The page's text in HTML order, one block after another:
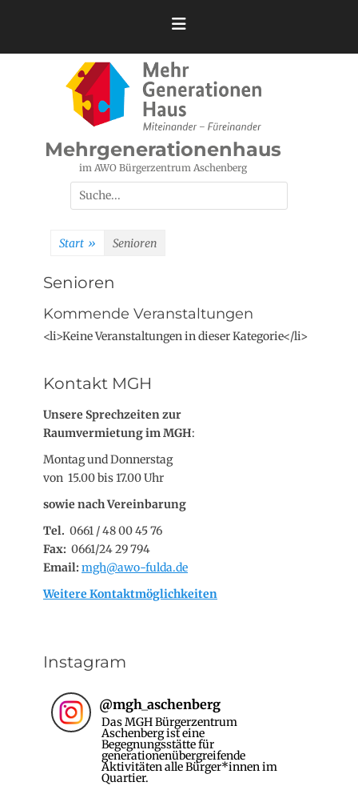
Mehrgenerationenhaus
im AWO Bürgerzentrum Aschenberg
Suchen
nach:
Start » Senioren
Senioren
Kommende Veranstaltungen
<li>Keine Veranstaltungen in dieser Kategorie</li>
Kontakt MGH
Unsere Sprechzeiten zur
Raumvermietung im MGH:
Montag und Donnerstag
von 15.00 bis 17.00 Uhr
sowie nach Vereinbarung
Tel. 0661 / 48 00 45 76
Fax: 0661/24 29 794
Email: mgh@awo-fulda.de
Weitere Kontaktmöglichkeiten
Instagram
@mgh_aschenberg
Das MGH Bürgerzentrum
Aschenberg ist eine
Begegnungsstätte für
generationenübergreifende
Aktivitäten alle Bürger*innen im
Quartier.